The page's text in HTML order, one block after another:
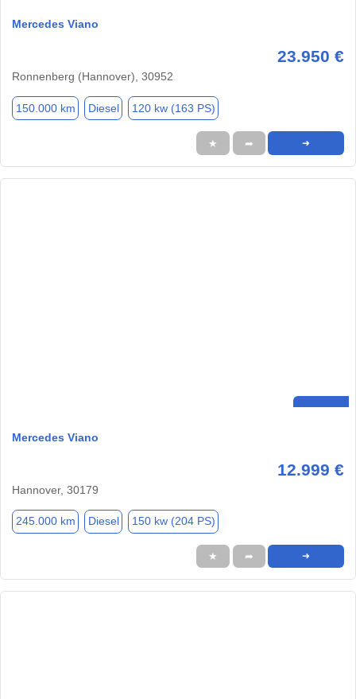
Mercedes Viano
23.950 €
Ronnenberg (Hannover), 30952
150.000 km Diesel 120 kw (163 PS)
★ ➦ ➜
Mercedes Viano
12.999 €
Hannover, 30179
245.000 km Diesel 150 kw (204 PS)
★ ➦ ➜